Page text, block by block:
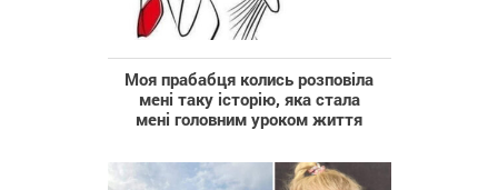
Моя прабабця колись розповіла
мені таку історію, яка стала
мені головним уроком життя